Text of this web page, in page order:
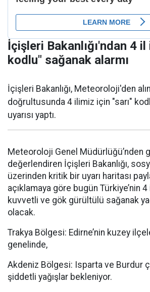
İçişleri Bakanlığı'ndan 4 il
kodlu" sağanak alarmı
İçişleri Bakanlığı, Meteoroloji'den
doğrultusunda 4 ilimiz için "sarı"
uyarısı yaptı.
Meteoroloji Genel Müdürlüğü’nden
değerlendiren İçişleri Bakanlığı,
üzerinden kritik bir uyarı haritası
açıklamaya göre bugün Türkiye’nin
kuvvetli ve gök gürültülü sağanak
olacak.
Trakya Bölgesi: Edirne’nin kuzey
genelinde,
Akdeniz Bölgesi: Isparta ve Burdur
şiddetli yağışlar bekleniyor.